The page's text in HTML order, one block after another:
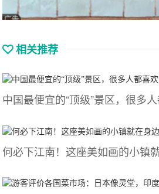
相关推荐
中国最便宜的“顶级”景区，很多
何必下江南！这座美如画的小镇就